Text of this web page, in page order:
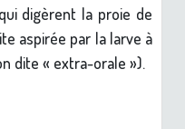
digèrent la proie de
aspirée par la larve à
dite « extra-orale »).